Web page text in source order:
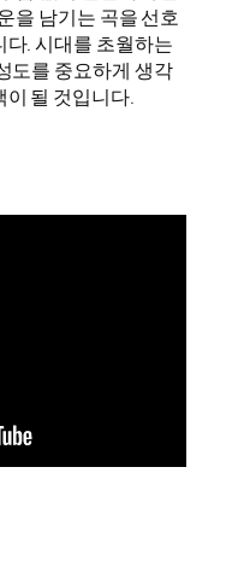
을 남기는 곡을 선호
. 시대를 초월하는
도를 중요하게 생각
될 것입니다.